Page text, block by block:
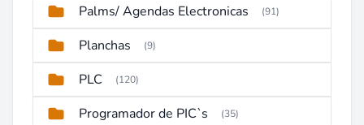
Palms/ Agendas Electronicas (91)
Planchas (9)
PLC (120)
Programador de PIC`s (35)